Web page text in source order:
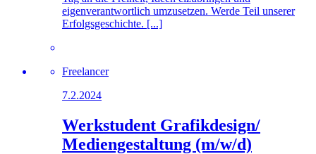
eigenverantwortlich umzusetzen. Werde Teil unserer
Erfolgsgeschichte. [...]
Freelancer
7.2.2024
Werkstudent Grafikdesign/
Mediengestaltung (m/w/d)